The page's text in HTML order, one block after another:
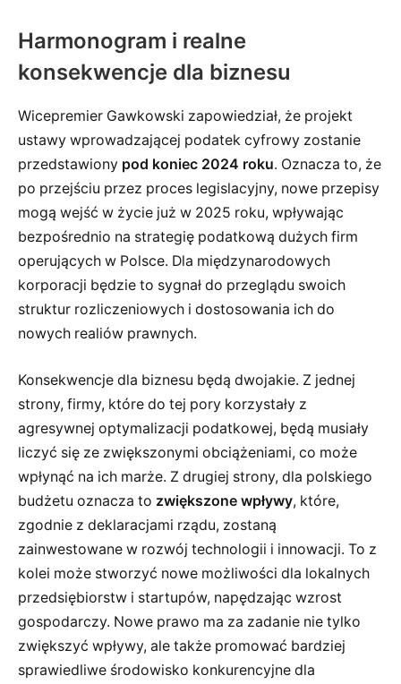
Harmonogram i realne
konsekwencje dla biznesu
Wicepremier Gawkowski zapowiedział, że projekt
ustawy wprowadzającej podatek cyfrowy zostanie
przedstawiony pod koniec 2024 roku. Oznacza to, że
po przejściu przez proces legislacyjny, nowe przepisy
mogą wejść w życie już w 2025 roku, wpływając
bezpośrednio na strategię podatkową dużych firm
operujących w Polsce. Dla międzynarodowych
korporacji będzie to sygnał do przeglądu swoich
struktur rozliczeniowych i dostosowania ich do
nowych realiów prawnych.
Konsekwencje dla biznesu będą dwojakie. Z jednej
strony, firmy, które do tej pory korzystały z
agresywnej optymalizacji podatkowej, będą musiały
liczyć się ze zwiększonymi obciążeniami, co może
wpłynąć na ich marże. Z drugiej strony, dla polskiego
budżetu oznacza to zwiększone wpływy, które,
zgodnie z deklaracjami rządu, zostaną
zainwestowane w rozwój technologii i innowacji. To z
kolei może stworzyć nowe możliwości dla lokalnych
przedsiębiorstw i startupów, napędzając wzrost
gospodarczy. Nowe prawo ma za zadanie nie tylko
zwiększyć wpływy, ale także promować bardziej
sprawiedliwe środowisko konkurencyjne dla